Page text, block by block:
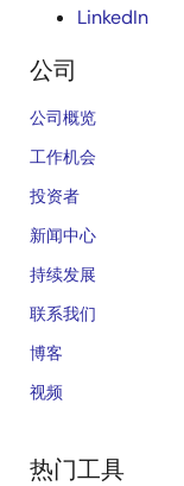
LinkedIn
公司
公司概览
工作机会
投资者
新闻中心
持续发展
联系我们
博客
视频
热门工具